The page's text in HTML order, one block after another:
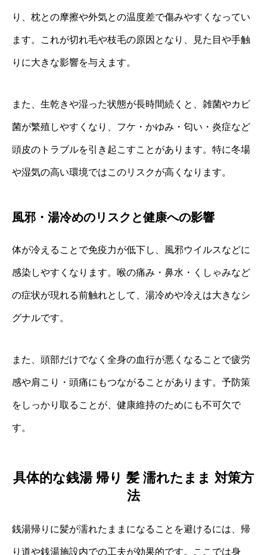
り、枕との摩擦や外気との温度差で傷みやすくなってい
ます。これが切れ毛や枝毛の原因となり、見た目や手触
りに大きな影響を与えます。
また、生乾きや湿った状態が長時間続くと、雑菌やカビ
菌が繁殖しやすくなり、フケ・かゆみ・匂い・炎症など
頭皮のトラブルを引き起こすことがあります。特に冬場
や湿気の高い環境ではこのリスクが高くなります。
風邪・湯冷めのリスクと健康への影響
体が冷えることで免疫力が低下し、風邪ウイルスなどに
感染しやすくなります。喉の痛み・鼻水・くしゃみなど
の症状が現れる前触れとして、湯冷めや冷えは大きなシ
グナルです。
また、頭部だけでなく全身の血行が悪くなることで疲労
感や肩こり・頭痛にもつながることがあります。予防策
をしっかり取ることが、健康維持のためにも不可欠で
す。
具体的な銭湯 帰り 髪 濡れたまま 対策方
法
銭湯帰りに髪が濡れたままになることを避けるには、帰
り道や銭湯施設内での工夫が効果的です。ここでは身